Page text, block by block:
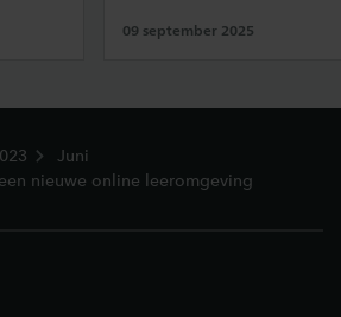
09 september 2025
Juni
nieuwe online leeromgeving